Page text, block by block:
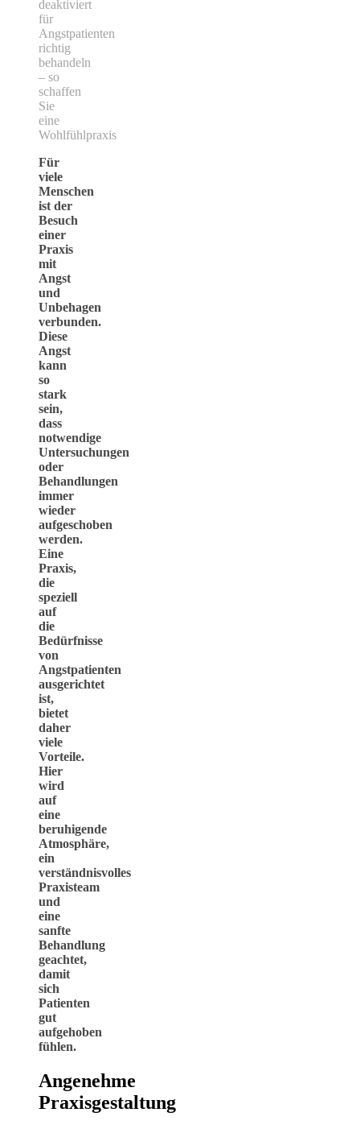
deaktiviert
für
Angstpatienten
richtig
behandeln
– so
schaffen
Sie
eine
Wohlfühlpraxis
Für
viele
Menschen
ist der
Besuch
einer
Praxis
mit
Angst
und
Unbehagen
verbunden.
Diese
Angst
kann
so
stark
sein,
dass
notwendige
Untersuchungen
oder
Behandlungen
immer
wieder
aufgeschoben
werden.
Eine
Praxis,
die
speziell
auf
die
Bedürfnisse
von
Angstpatienten
ausgerichtet
ist,
bietet
daher
viele
Vorteile.
Hier
wird
auf
eine
beruhigende
Atmosphäre,
ein
verständnisvolles
Praxisteam
und
eine
sanfte
Behandlung
geachtet,
damit
sich
Patienten
gut
aufgehoben
fühlen.
Angenehme
Praxisgestaltung